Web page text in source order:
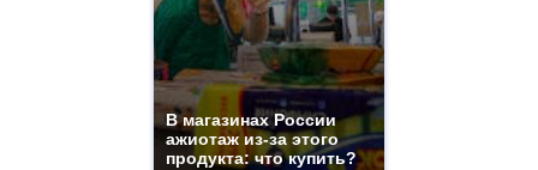
В магазинах России
ажиотаж из-за этого
продукта: что купить?